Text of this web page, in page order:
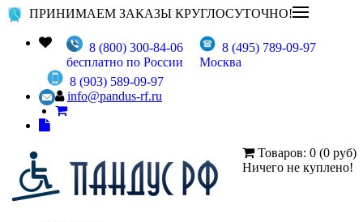
ПРИНИМАЕМ ЗАКАЗЫ КРУГЛОСУТОЧНО!
8 (800) 300-84-06
бесплатно по России
8 (495) 789-09-97
Москва
8 (903) 589-09-97
info@pandus-rf.ru
Товаров: 0 (0 руб)
Ничего не куплено!